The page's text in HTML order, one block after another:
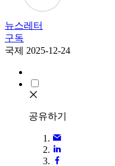
뉴스레터
구독
국제 2025-12-24
공유하기